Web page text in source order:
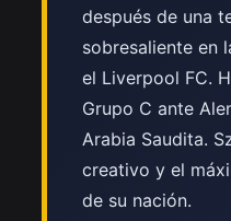
después de una
sobresaliente en
el Liverpool FC.
Grupo C ante
Arabia Saudita.
creativo y el
de su nación.